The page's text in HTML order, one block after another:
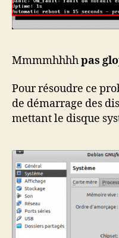
Mmmmhhhhpas
Pour résoudre ce
de démarrage des
mettant le disque